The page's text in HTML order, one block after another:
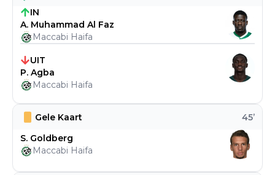
Gele Kaart 45’
S. Goldberg
Maccabi Haifa
IN
A. Muhammad Al Faz
Maccabi Haifa
UIT
P. Agba
Maccabi Haifa